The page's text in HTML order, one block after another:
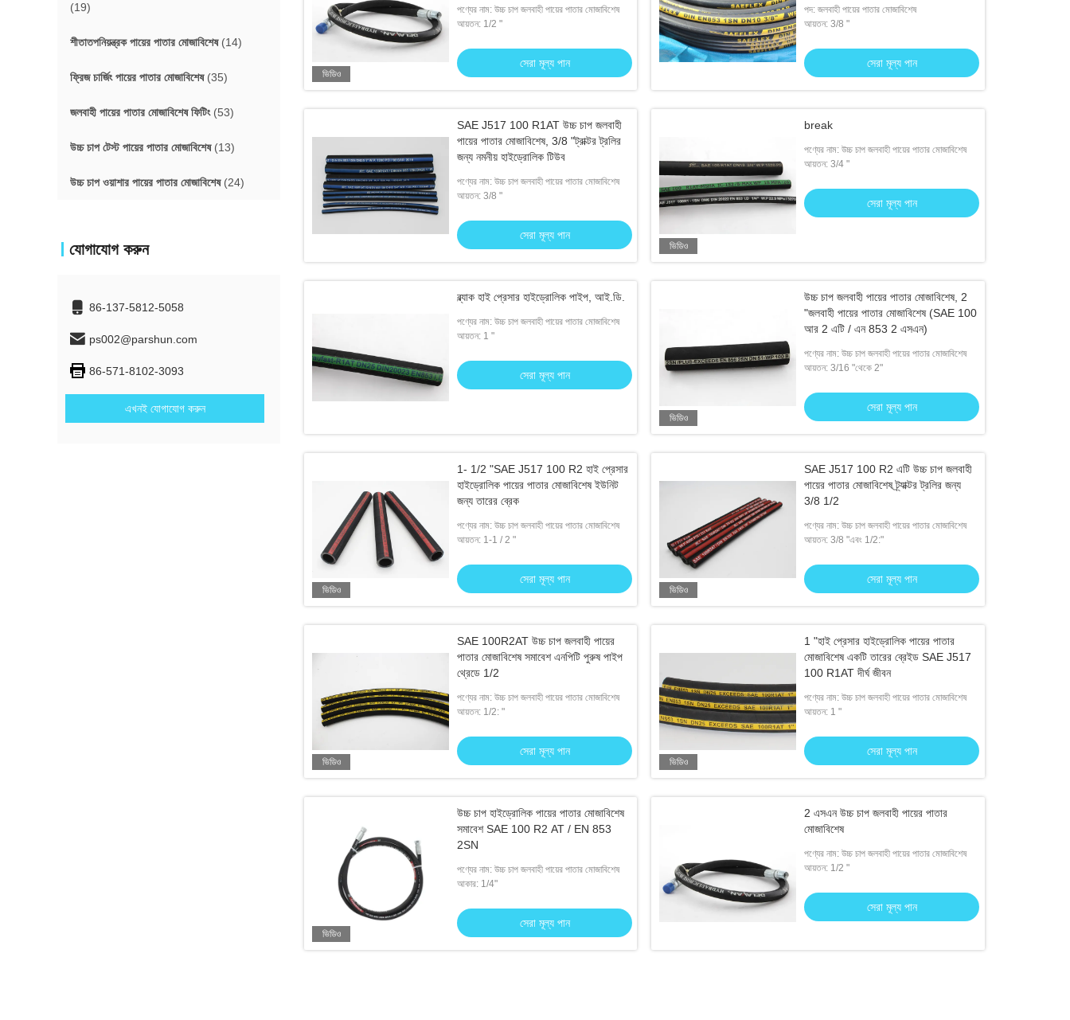
(19)
শীতাতপনিয়ন্ত্রক পায়ের পাতার মোজাবিশেষ(14)
ফ্রিজ চার্জিং পায়ের পাতার মোজাবিশেষ(35)
জলবাহী পায়ের পাতার মোজাবিশেষ ফিটিং(53)
উচ্চ চাপ টেস্ট পায়ের পাতার মোজাবিশেষ(13)
উচ্চ চাপ ওয়াশার পায়ের পাতার মোজাবিশেষ(24)
যোগাযোগ করুন
86-137-5812-5058
ps002@parshun.com
86-571-8102-3093
এখনই যোগাযোগ করুন
ভিডিও
পণ্যের নাম: উচ্চ চাপ জলবাহী পায়ের পাতার মোজাবিশেষ
আয়তন: 1/2 "
সেরা মূল্য পান
পদ: জলবাহী পায়ের পাতার মোজাবিশেষ
আয়তন: 3/8 "
সেরা মূল্য পান
SAE J517 100 R1AT উচ্চ চাপ জলবাহী
পায়ের পাতার মোজাবিশেষ, 3/8 "ট্রাক্টর ট্রলির
জন্য নমনীয় হাইড্রোলিক টিউব
পণ্যের নাম: উচ্চ চাপ জলবাহী পায়ের পাতার মোজাবিশেষ
আয়তন: 3/8 "
সেরা মূল্য পান
ভিডিও
break
পণ্যের নাম: উচ্চ চাপ জলবাহী পায়ের পাতার মোজাবিশেষ
আয়তন: 3/4 "
সেরা মূল্য পান
ব্ল্যাক হাই প্রেসার হাইড্রোলিক পাইপ, আই.ডি.
পণ্যের নাম: উচ্চ চাপ জলবাহী পায়ের পাতার মোজাবিশেষ
আয়তন: 1 "
সেরা মূল্য পান
ভিডিও
উচ্চ চাপ জলবাহী পায়ের পাতার মোজাবিশেষ, 2
"জলবাহী পায়ের পাতার মোজাবিশেষ (SAE 100
আর 2 এটি / এন 853 2 এসএন)
পণ্যের নাম: উচ্চ চাপ জলবাহী পায়ের পাতার মোজাবিশেষ
আয়তন: 3/16 "থেকে 2"
সেরা মূল্য পান
ভিডিও
1- 1/2 "SAE J517 100 R2 হাই প্রেসার
হাইড্রোলিক পায়ের পাতার মোজাবিশেষ ইউনিট
জন্য তারের ব্রেক
পণ্যের নাম: উচ্চ চাপ জলবাহী পায়ের পাতার মোজাবিশেষ
আয়তন: 1-1 / 2 "
সেরা মূল্য পান
ভিডিও
SAE J517 100 R2 এটি উচ্চ চাপ জলবাহী
পায়ের পাতার মোজাবিশেষ ট্র্যাক্টর ট্রলির জন্য
3/8 1/2
পণ্যের নাম: উচ্চ চাপ জলবাহী পায়ের পাতার মোজাবিশেষ
আয়তন: 3/8 "এবং 1/2:"
সেরা মূল্য পান
ভিডিও
SAE 100R2AT উচ্চ চাপ জলবাহী পায়ের
পাতার মোজাবিশেষ সমাবেশ এনপিটি পুরুষ পাইপ
থ্রেডে 1/2
পণ্যের নাম: উচ্চ চাপ জলবাহী পায়ের পাতার মোজাবিশেষ
আয়তন: 1/2: "
সেরা মূল্য পান
ভিডিও
1 "হাই প্রেসার হাইড্রোলিক পায়ের পাতার
মোজাবিশেষ একটি তারের ব্রেইড SAE J517
100 R1AT দীর্ঘ জীবন
পণ্যের নাম: উচ্চ চাপ জলবাহী পায়ের পাতার মোজাবিশেষ
আয়তন: 1 "
সেরা মূল্য পান
ভিডিও
উচ্চ চাপ হাইড্রোলিক পায়ের পাতার মোজাবিশেষ
সমাবেশ SAE 100 R2 AT / EN 853
2SN
পণ্যের নাম: উচ্চ চাপ জলবাহী পায়ের পাতার মোজাবিশেষ
আকার: 1/4"
সেরা মূল্য পান
2 এসএন উচ্চ চাপ জলবাহী পায়ের পাতার
মোজাবিশেষ
পণ্যের নাম: উচ্চ চাপ জলবাহী পায়ের পাতার মোজাবিশেষ
আয়তন: 1/2 "
সেরা মূল্য পান